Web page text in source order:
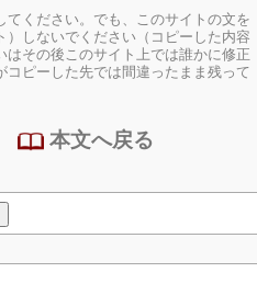
ください。でも、このサイトの文を
しないでください（コピーした内容
その後このサイト上では誰かに修正
ピーした先では間違ったまま残って
本文へ戻る